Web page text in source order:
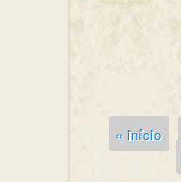
Páginas
« início